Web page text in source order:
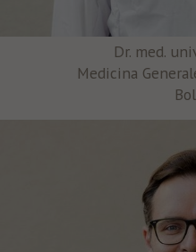
Dr. med.
Medicina